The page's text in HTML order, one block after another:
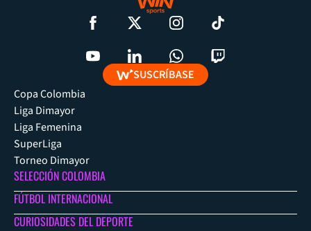
SUSCRÍBASE
Copa Colombia
Liga Dimayor
Liga Femenina
SuperLiga
Torneo Dimayor
SELECCIÓN COLOMBIA
FÚTBOL INTERNACIONAL
CURIOSIDADES DEL DEPORTE